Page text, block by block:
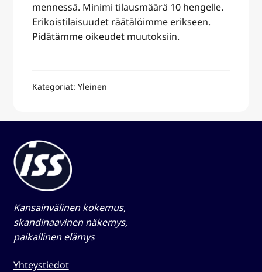
mennessä. Minimi tilausmäärä 10 hengelle.
Erikoistilaisuudet räätälöimme erikseen.
Pidätämme oikeudet muutoksiin.
Kategoriat: Yleinen
Kansainvälinen kokemus,
skandinaavinen näkemys,
paikallinen elämys​
Yhteystiedot